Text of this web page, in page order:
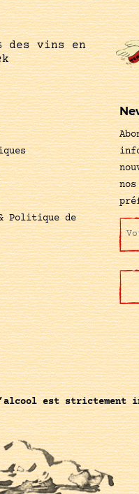
des vins en
Politique de
est strictement